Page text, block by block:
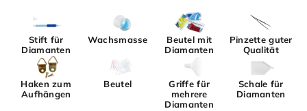
Stift für
Diamanten
Wachsmasse
Beutel mit
Diamanten
Pinzette guter
Qualität
Haken zum
Aufhängen
Beutel
Griffe für
mehrere
Diamanten
Schale für
Diamanten